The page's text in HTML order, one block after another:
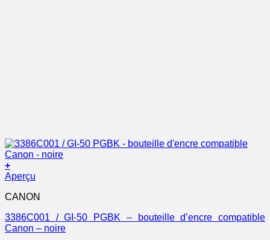
+
Aperçu
CANON
3386C001 / GI-50 PGBK – bouteille d’encre compatible
Canon – noire